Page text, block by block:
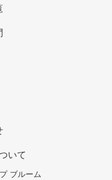
いて
ブルーム